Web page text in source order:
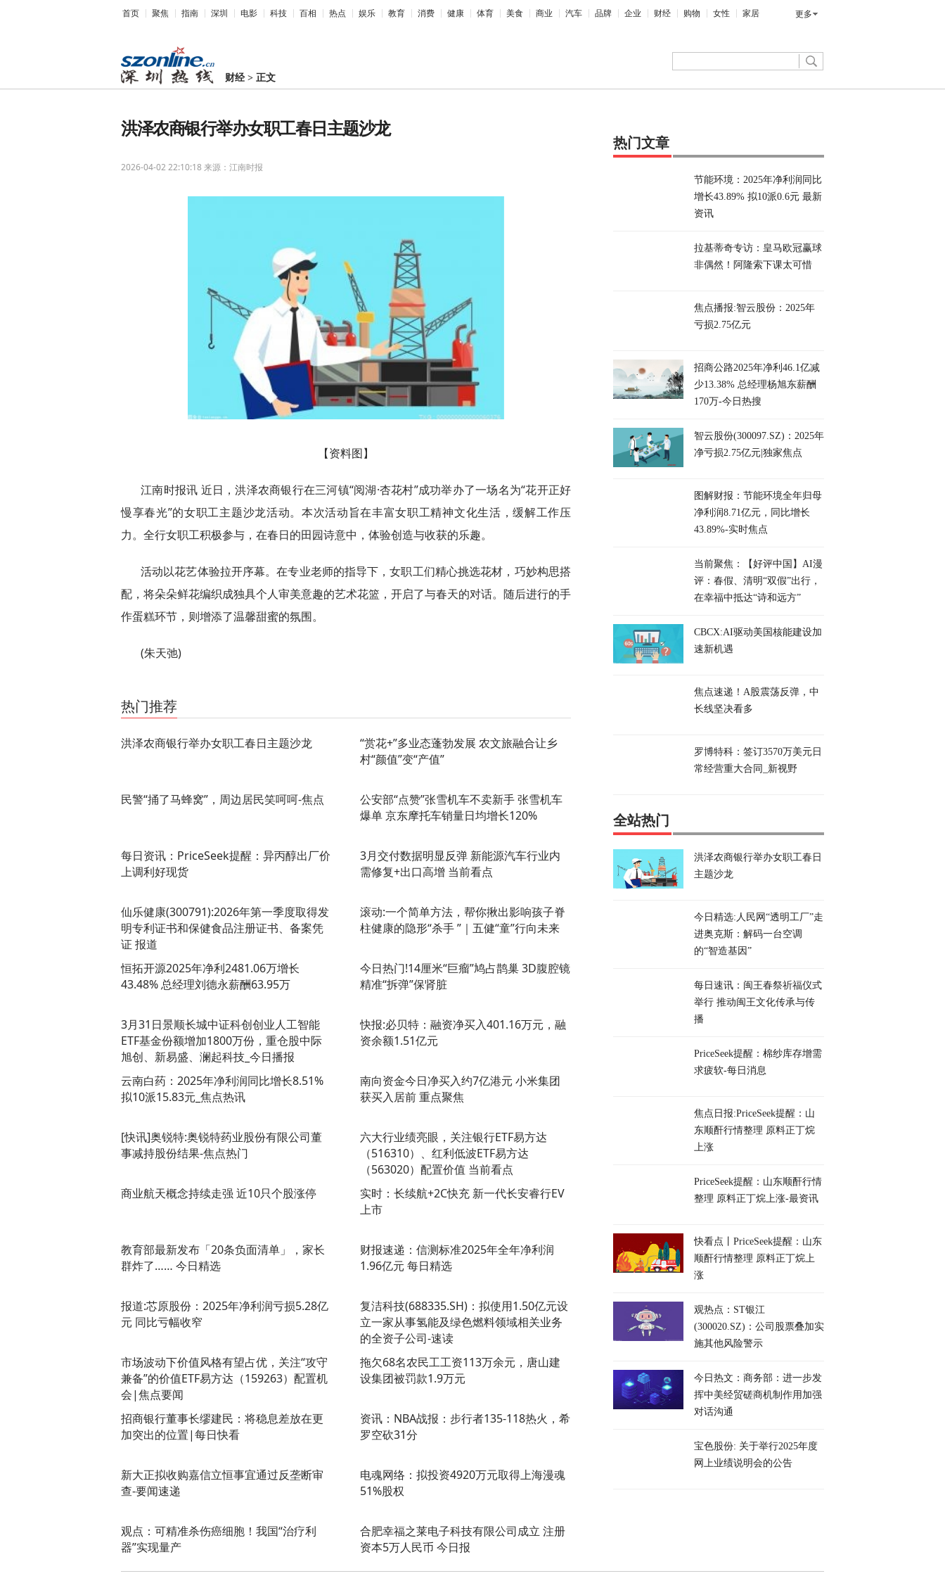
首页 聚焦 指南 深圳 电影 科技 百相 热点 娱乐 教育 消费 健康 体育 美食 商业 汽车 品牌 企业 财经 购物 女性 家居 更多
财经>正文
洪泽农商银行举办女职工春日主题沙龙
2026-04-02 22:10:18 来源：江南时报
【资料图】
江南时报讯 近日，洪泽农商银行在三河镇“阅湖·杏花村”成功举办了一场名为“花开正好
慢享春光”的女职工主题沙龙活动。本次活动旨在丰富女职工精神文化生活，缓解工作压
力。全行女职工积极参与，在春日的田园诗意中，体验创造与收获的乐趣。
活动以花艺体验拉开序幕。在专业老师的指导下，女职工们精心挑选花材，巧妙构思搭
配，将朵朵鲜花编织成独具个人审美意趣的艺术花篮，开启了与春天的对话。随后进行的手
作蛋糕环节，则增添了温馨甜蜜的氛围。
(朱天弛)
热门推荐
洪泽农商银行举办女职工春日主题沙龙
“赏花+”多业态蓬勃发展 农文旅融合让乡
村“颜值”变“产值”
民警“捅了马蜂窝”，周边居民笑呵呵-焦点
公安部“点赞”张雪机车不卖新手 张雪机车
爆单 京东摩托车销量日均增长120%
每日资讯：PriceSeek提醒：异丙醇出厂价
上调利好现货
3月交付数据明显反弹 新能源汽车行业内
需修复+出口高增 当前看点
仙乐健康(300791):2026年第一季度取得发
明专利证书和保健食品注册证书、备案凭
证 报道
滚动:一个简单方法，帮你揪出影响孩子脊
柱健康的隐形“杀手 ”｜五健“童”行向未来
恒拓开源2025年净利2481.06万增长
43.48% 总经理刘德永薪酬63.95万
今日热门!14厘米“巨瘤”鸠占鹊巢 3D腹腔镜
精准“拆弹”保肾脏
3月31日景顺长城中证科创创业人工智能
ETF基金份额增加1800万份，重仓股中际
旭创、新易盛、澜起科技_今日播报
快报:必贝特：融资净买入401.16万元，融
资余额1.51亿元
云南白药：2025年净利润同比增长8.51%
拟10派15.83元_焦点热讯
南向资金今日净买入约7亿港元 小米集团
获买入居前 重点聚焦
[快讯]奥锐特:奥锐特药业股份有限公司董
事减持股份结果-焦点热门
六大行业绩亮眼，关注银行ETF易方达
（516310）、红利低波ETF易方达
（563020）配置价值 当前看点
商业航天概念持续走强 近10只个股涨停
实时：长续航+2C快充 新一代长安睿行EV
上市
教育部最新发布「20条负面清单」，家长
群炸了…… 今日精选
财报速递：信测标准2025年全年净利润
1.96亿元 每日精选
报道:芯原股份：2025年净利润亏损5.28亿
元 同比亏幅收窄
复洁科技(688335.SH)：拟使用1.50亿元设
立一家从事氢能及绿色燃料领域相关业务
的全资子公司-速读
市场波动下价值风格有望占优，关注“攻守
兼备”的价值ETF易方达（159263）配置机
会|焦点要闻
拖欠68名农民工工资113万余元，唐山建
设集团被罚款1.9万元
招商银行董事长缪建民：将稳息差放在更
加突出的位置|每日快看
资讯：NBA战报：步行者135-118热火，希
罗空砍31分
新大正拟收购嘉信立恒事宜通过反垄断审
查-要闻速递
电魂网络：拟投资4920万元取得上海漫魂
51%股权
观点：可精准杀伤癌细胞！我国“治疗利
器”实现量产
合肥幸福之莱电子科技有限公司成立 注册
资本5万人民币 今日报
热门文章
节能环境：2025年净利润同比
增长43.89% 拟10派0.6元 最新
资讯
拉基蒂奇专访：皇马欧冠赢球
非偶然！阿隆索下课太可惜
焦点播报:智云股份：2025年
亏损2.75亿元
招商公路2025年净利46.1亿减
少13.38% 总经理杨旭东薪酬
170万-今日热搜
智云股份(300097.SZ)：2025年
净亏损2.75亿元|独家焦点
图解财报：节能环境全年归母
净利润8.71亿元，同比增长
43.89%-实时焦点
当前聚焦：【好评中国】AI漫
评：春假、清明“双假”出行，
在幸福中抵达“诗和远方”
CBCX:AI驱动美国核能建设加
速新机遇
焦点速递！A股震荡反弹，中
长线坚决看多
罗博特科：签订3570万美元日
常经营重大合同_新视野
全站热门
洪泽农商银行举办女职工春日
主题沙龙
今日精选:人民网“透明工厂”走
进奥克斯：解码一台空调
的“智造基因”
每日速讯：闽王春祭祈福仪式
举行 推动闽王文化传承与传
播
PriceSeek提醒：棉纱库存增需
求疲软-每日消息
焦点日报:PriceSeek提醒：山
东顺酐行情整理 原料正丁烷
上涨
PriceSeek提醒：山东顺酐行情
整理 原料正丁烷上涨-最资讯
快看点丨PriceSeek提醒：山东
顺酐行情整理 原料正丁烷上
涨
观热点：ST银江
(300020.SZ)：公司股票叠加实
施其他风险警示
今日热文：商务部：进一步发
挥中美经贸磋商机制作用加强
对话沟通
宝色股份: 关于举行2025年度
网上业绩说明会的公告